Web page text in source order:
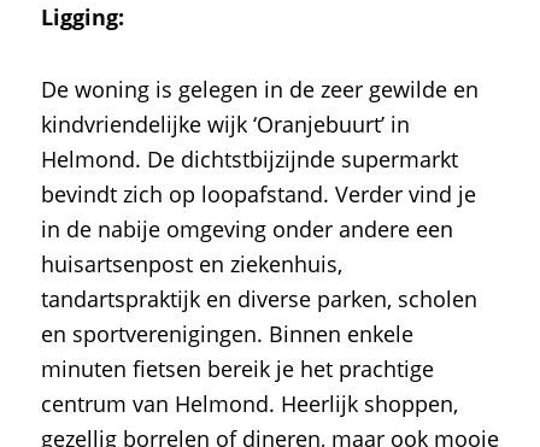
Ligging:
De woning is gelegen in de zeer gewilde en
kindvriendelijke wijk ‘Oranjebuurt’ in
Helmond. De dichtstbijzijnde supermarkt
bevindt zich op loopafstand. Verder vind je
in de nabije omgeving onder andere een
huisartsenpost en ziekenhuis,
tandartspraktijk en diverse parken, scholen
en sportverenigingen. Binnen enkele
minuten fietsen bereik je het prachtige
centrum van Helmond. Heerlijk shoppen,
gezellig borrelen of dineren, maar ook mooie